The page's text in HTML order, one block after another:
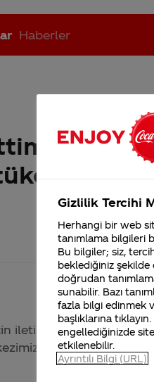
Haberler
Yani ... Coca-Cola'nın
de
iletişim bilgilerinizi
bize
Gizlilik Tercihi
Herhangi bir web
tanımlama bilgileri
Bu bilgiler; siz,
beklediğiniz şekilde
doğrudan
sunabilir. Bazı
fazla bilgi edinmek
başlıklarına
engellediğinizde
etkilenebilir.
Ayrıntılı Bilgi (URL)